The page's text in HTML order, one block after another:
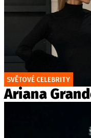
SVĚTOVÉ CELEBRITY
Ariana